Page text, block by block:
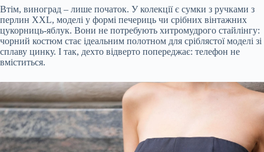
Втім, виноград – лише початок. У колекції є сумки з ручками з
перлин XXL, моделі у формі печериць чи срібних вінтажних
цукорниць-яблук. Вони не потребують хитромудрого стайлінгу:
чорний костюм стає ідеальним полотном для сріблястої моделі зі
сплаву цинку. І так, дехто відверто попереджає: телефон не
вміститься.